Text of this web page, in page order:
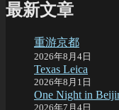
最新文章
重游京都
2026年8月4日
Texas Leica
2026年8月1日
One Night in
2026年7月4日